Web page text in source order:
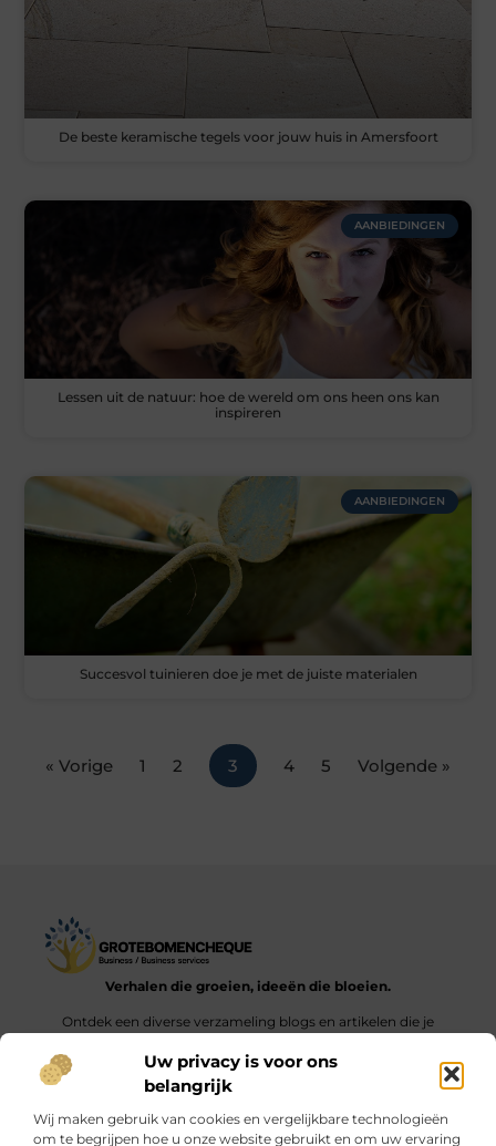
Uw privacy is voor ons
belangrijk
Wij maken gebruik van cookies en vergelijkbare technologieën
om te begrijpen hoe u onze website gebruikt en om uw ervaring
De beste keramische tegels voor jouw huis in Amersfoort
AANBIEDINGEN
Lessen uit de natuur: hoe de wereld om ons heen ons kan
inspireren
AANBIEDINGEN
Succesvol tuinieren doe je met de juiste materialen
« Vorige 1 2 3 4 5 Volgende »
Verhalen die groeien, ideeën die bloeien.
Ontdek een diverse verzameling blogs en artikelen die je
dagelijks leven.